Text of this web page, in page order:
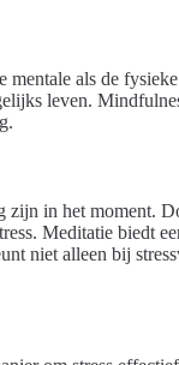
mentale als de
leven.
in het moment.
Meditatie biedt
niet alleen bij